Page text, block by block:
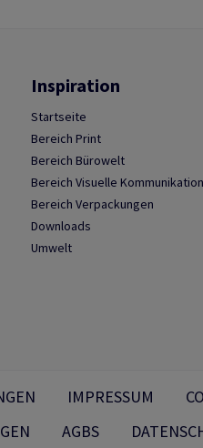
Inspiration
Startseite
Bereich Print
Bereich Bürowelt
Bereich Visuelle Kommunikation
Bereich Verpackungen
Downloads
Umwelt
IMPRESSUM
AGBS